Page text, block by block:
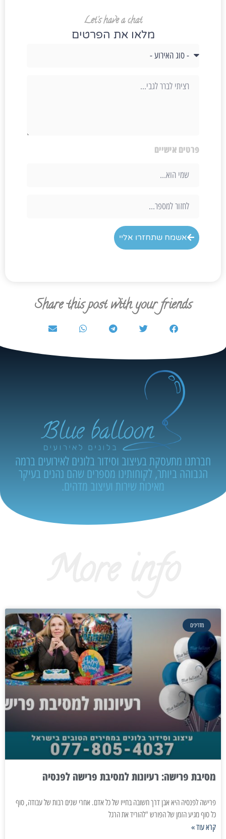
Let's have a chat
מלאו את הפרטים
פרטים אישיים
אשמח שתחזרו אליי
Share this post with your friends
חברתנו מתעסקת בעיצוב וסידור בלונים לאירועים ברמה
הגבוהה ביותר, לקוחותינו מספרים שהם נהנים בעיקר
מאיכות שירות ועיצוב מדהים.
מדריכים
מסיבת פרישה: רעיונות למסיבת פרישה לפנסיה
פרישה לפנסיה היא אבן דרך חשובה בחייו של כל אדם. אחרי שנים רבות של עבודה, סוף
כל סוף מגיע הזמן של הפורש "להוריד את הרגל
קרא עוד »